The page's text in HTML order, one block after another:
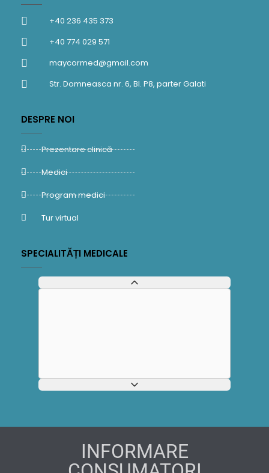
+40 236 435 373
+40 774 029 571
maycormed@gmail.com
Str. Domneasca nr. 6, Bl. P8, parter Galati
DESPRE NOI
Prezentare clinică
Medici
Program medici
Tur virtual
SPECIALITĂȚI MEDICALE
INFORMARE